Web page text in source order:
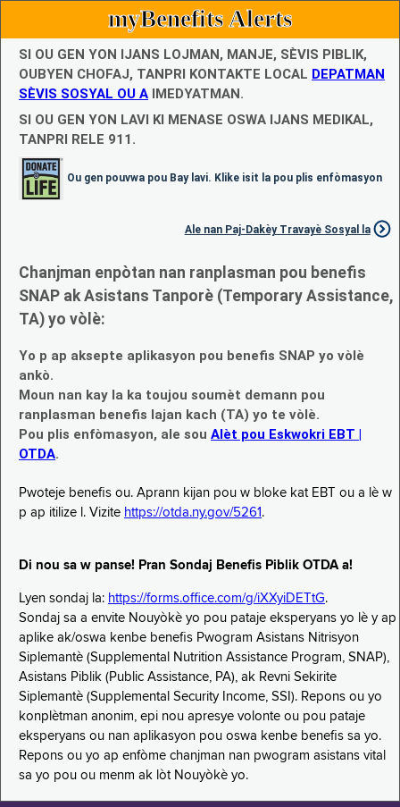
myBenefits Alerts
SI OU GEN YON IJANS LOJMAN, MANJE, SÈVIS PIBLIK,
OUBYEN CHOFAJ, TANPRI KONTAKTE LOCAL DEPATMAN
SÈVIS SOSYAL OU A IMEDYATMAN.
SI OU GEN YON LAVI KI MENASE OSWA IJANS MEDIKAL,
TANPRI RELE 911.
Ou gen pouvwa pou Bay lavi. Klike isit la pou plis enfòmasyon
Ale nan Paj-Dakèy Travayè Sosyal la
Chanjman enpòtan nan ranplasman pou benefis
SNAP ak Asistans Tanporè (Temporary Assistance,
TA) yo vòlè:
Yo p ap aksepte aplikasyon pou benefis SNAP yo vòlè
ankò.
Moun nan kay la ka toujou soumèt demann pou
ranplasman benefis lajan kach (TA) yo te vòlè.
Pou plis enfòmasyon, ale sou Alèt pou Eskwokri EBT |
OTDA.
Pwoteje benefis ou. Aprann kijan pou w bloke kat EBT ou a lè w
p ap itilize l. Vizite https://otda.ny.gov/5261 .
Di nou sa w panse! Pran Sondaj Benefis Piblik OTDA a!
Lyen sondaj la: https://forms.office.com/g/iXXyiDETtG.
Sondaj sa a envite Nouyòkè yo pou pataje eksperyans yo lè y ap
aplike ak/oswa kenbe benefis Pwogram Asistans Nitrisyon
Siplemantè (Supplemental Nutrition Assistance Program, SNAP),
Asistans Piblik (Public Assistance, PA), ak Revni Sekirite
Siplemantè (Supplemental Security Income, SSI). Repons ou yo
konplètman anonim, epi nou apresye volonte ou pou pataje
eksperyans ou nan aplikasyon pou oswa kenbe benefis sa yo.
Repons ou yo ap enfòme chanjman nan pwogram asistans vital
sa yo pou ou menm ak lòt Nouyòkè yo.